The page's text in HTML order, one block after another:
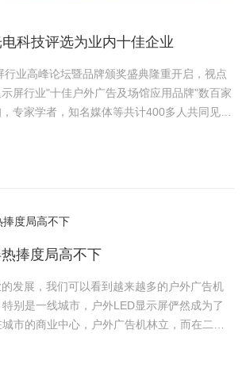
科技评选为业内十佳企业
行业高峰论坛暨品牌颁奖盛典隆重开启，视点
屏行业"十佳户外广告及场馆应用品牌"数百家
专家学者，知名媒体等共计400多人共同见证
导体照明/LE……
捧度局高不下
发展，我们可以看到越来越多的户外广告机
别是一线城市，户外LED显示屏俨然成为了
市的商业中心，户外广告机林立，而在二三
应时而生，以其独特的创意、高清多角度视觉